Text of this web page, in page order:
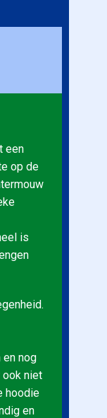
een
op de
is
en nog
ook niet
hoodie
en